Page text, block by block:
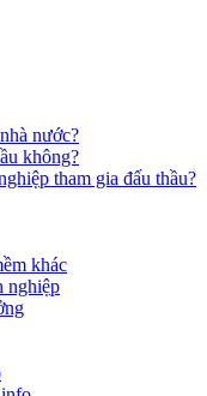
nước?
không?
tham gia đấu thầu?
khác
nghiệp